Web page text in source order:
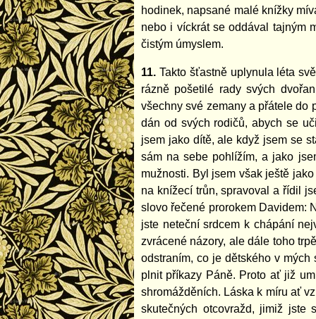
hodinek, napsané malé knížky
nebo i víckrát se oddával tajným
čistým úmyslem.
11. Takto šťastně uplynula léta
rázně pošetilé rady svých
všechny své zemany a přátele do
dán od svých rodičů, abych se
jsem jako dítě, ale když jsem se
sám na sebe pohlížím, a jako
mužnosti. Byl jsem však ještě
na knížecí trůn, spravoval a řídil
slovo řečené prorokem Davidem:
jste neteční srdcem k chápání
zvrácené názory, ale dále toho
odstraním, co je dětského v
plnit příkazy Páně. Proto ať již
shromážděních. Láska k míru ať
skutečných otcovražd, jimiž jste